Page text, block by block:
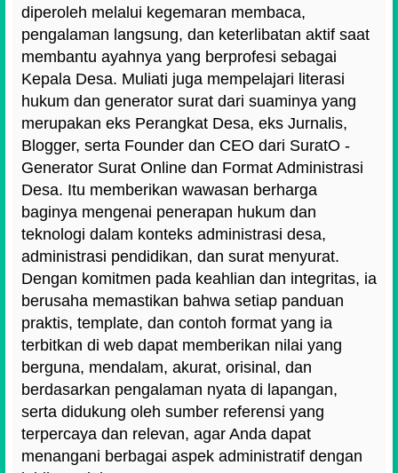
diperoleh melalui kegemaran membaca,
pengalaman langsung, dan keterlibatan aktif saat
membantu ayahnya yang berprofesi sebagai
Kepala Desa. Muliati juga mempelajari literasi
hukum dan generator surat dari suaminya yang
merupakan eks Perangkat Desa, eks Jurnalis,
Blogger, serta Founder dan CEO dari SuratO -
Generator Surat Online dan Format Administrasi
Desa. Itu memberikan wawasan berharga
baginya mengenai penerapan hukum dan
teknologi dalam konteks administrasi desa,
administrasi pendidikan, dan surat menyurat.
Dengan komitmen pada keahlian dan integritas, ia
berusaha memastikan bahwa setiap panduan
praktis, template, dan contoh format yang ia
terbitkan di web dapat memberikan nilai yang
berguna, mendalam, akurat, orisinal, dan
berdasarkan pengalaman nyata di lapangan,
serta didukung oleh sumber referensi yang
terpercaya dan relevan, agar Anda dapat
menangani berbagai aspek administratif dengan